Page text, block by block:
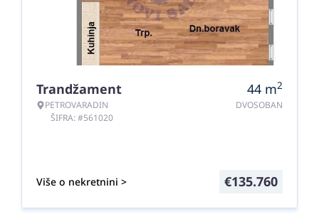
Trandžament
PETROVARADIN
ŠIFRA: #561020
44 m2
DVOSOBAN
Više o nekretnini > €135.760